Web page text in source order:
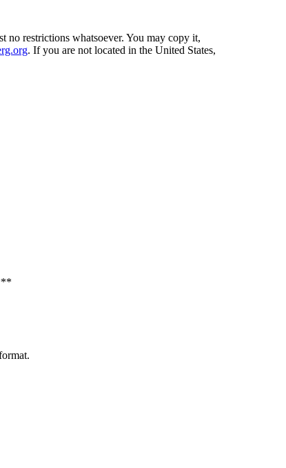
no restrictions whatsoever. You may copy it,
. If you are not located in the United States,